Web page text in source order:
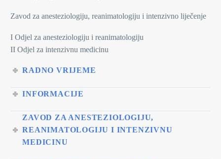
Zavod za anesteziologiju, reanimatologiju i intenzivno liječenje
I Odjel za anesteziologiju i reanimatologiju
II Odjel za intenzivnu medicinu
RADNO VRIJEME
INFORMACIJE
ZAVOD ZA ANESTEZIOLOGIJU,
REANIMATOLOGIJU I INTENZIVNU
MEDICINU